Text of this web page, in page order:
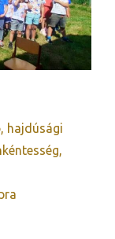
, hajdúsági
,